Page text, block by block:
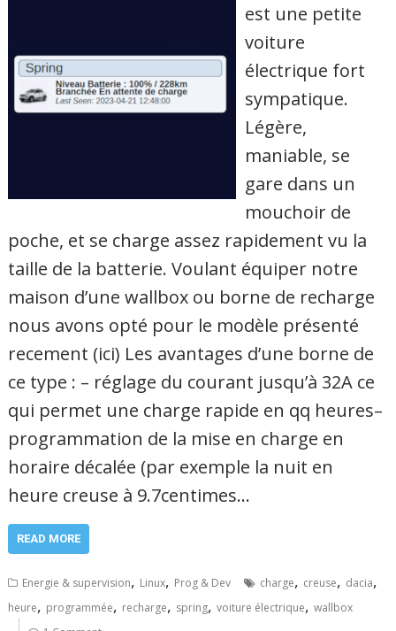
est une petite
voiture
électrique fort
sympatique.
Légère,
maniable, se
gare dans un
mouchoir de
poche, et se charge assez rapidement vu la
taille de la batterie. Voulant équiper notre
maison d’une wallbox ou borne de recharge
nous avons opté pour le modèle présenté
recement (ici) Les avantages d’une borne de
ce type : – réglage du courant jusqu’à 32A ce
qui permet une charge rapide en qq heures–
programmation de la mise en charge en
horaire décalée (par exemple la nuit en
heure creuse à 9.7centimes…
READ MORE
Energie & supervision, Linux, Prog & Dev charge, creuse, dacia,
heure, programmée, recharge, spring,voiture électrique,wallbox